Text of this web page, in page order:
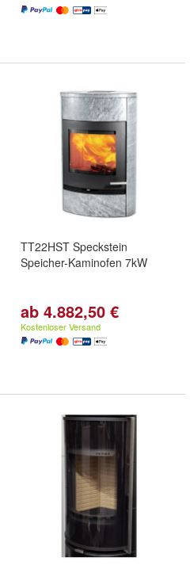
TT22HST Speckstein
Speicher-Kaminofen 7kW
ab 4.882,50 €
Kostenloser Versand